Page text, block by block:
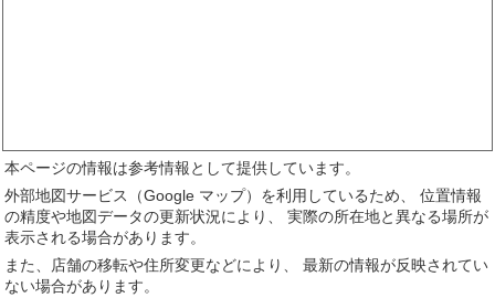
本ページの情報は参考情報として提供しています。
外部地図サービス（Google マップ）を利用しているため、 位置情報
の精度や地図データの更新状況により、 実際の所在地と異なる場所が
表示される場合があります。
また、店舗の移転や住所変更などにより、 最新の情報が反映されてい
ない場合があります。